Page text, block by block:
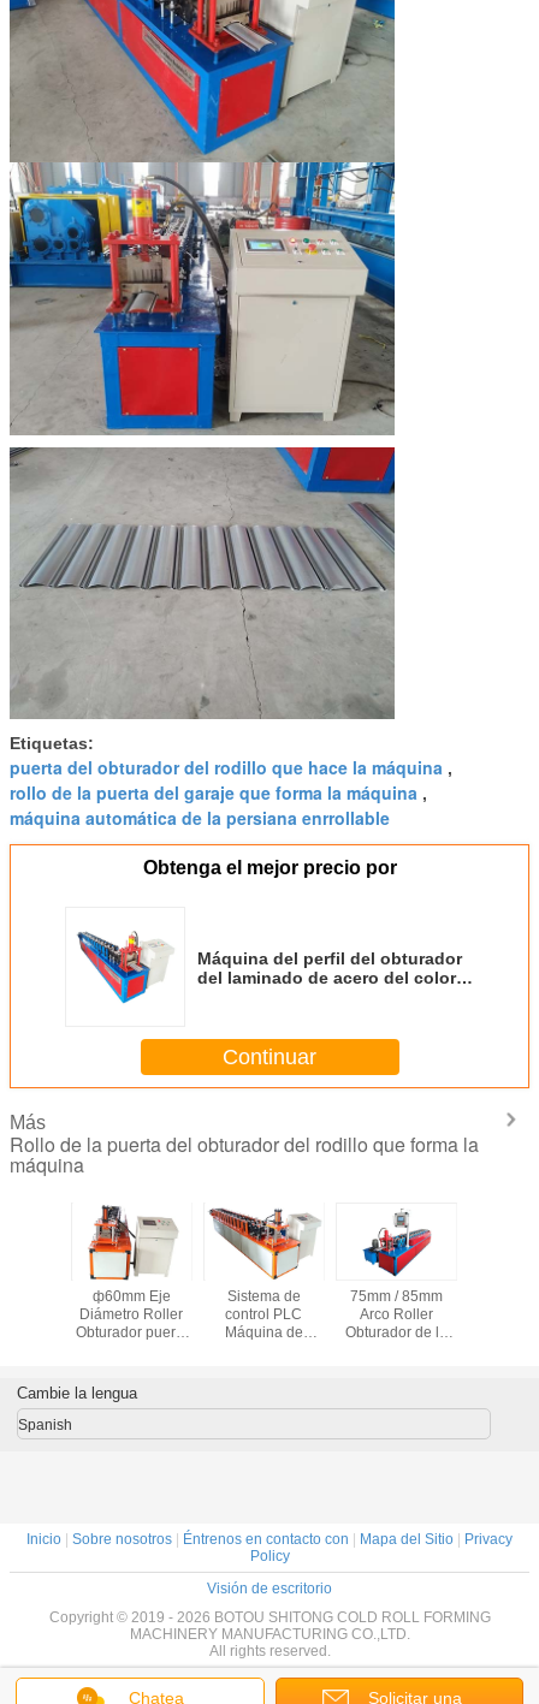
Etiquetas:
puerta del obturador del rodillo que hace la máquina ,
rollo de la puerta del garaje que forma la máquina ,
máquina automática de la persiana enrrollable
Obtenga el mejor precio por
Máquina del perfil del obturador
del laminado de acero del color,
máquina
Continuar
Más
Rollo de la puerta del obturador del rodillo que forma la
máquina
ф60mm Eje
Diámetro Roller
Obturador puerta
hidráulica
Columna de corte
Sistema de
control PLC
Máquina de
rodillo Producción
5.6*1.2*1.5m
75mm / 85mm
Arco Roller
Obturador de la
rodillos para el
fabricación del
Chatea Solicitar una
Cambie la lengua
Spanish
Inicio Sobre nosotros Éntrenos en contacto con Mapa del Sitio
Privacy
Policy
Visión de escritorio
Copyright © 2019 - 2026 BOTOU SHITONG COLD ROLL FORMING
MACHINERY MANUFACTURING CO.,LTD.
All rights reserved.